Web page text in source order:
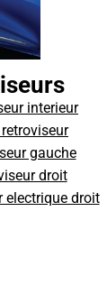
interieur
gauche
droit
electrique droit